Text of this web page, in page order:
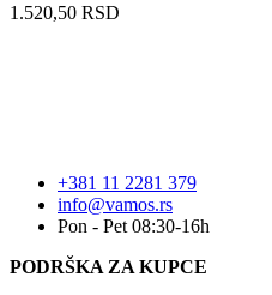
1.520,50 RSD
+381 11 2281 379
info@vamos.rs
Pon - Pet 08:30-16h
PODRŠKA ZA KUPCE